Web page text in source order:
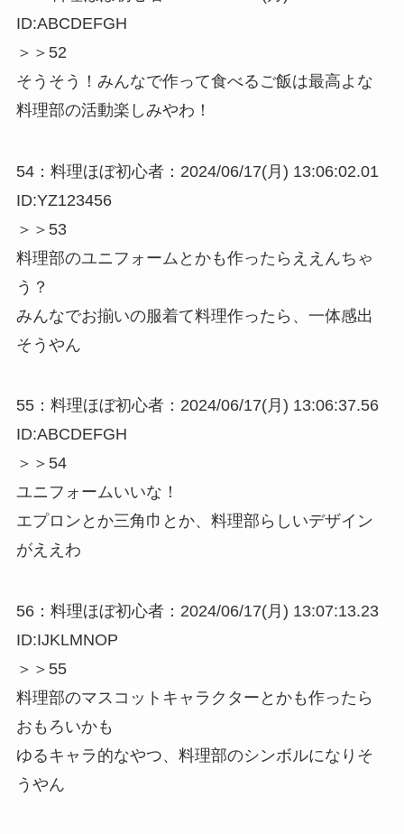
ID:ABCDEFGH
＞＞52
そうそう！みんなで作って食べるご飯は最高よな
料理部の活動楽しみやわ！
54：料理ほぼ初心者：2024/06/17(月) 13:06:02.01
ID:YZ123456
＞＞53
料理部のユニフォームとかも作ったらええんちゃ
う？
みんなでお揃いの服着て料理作ったら、一体感出
そうやん
55：料理ほぼ初心者：2024/06/17(月) 13:06:37.56
ID:ABCDEFGH
＞＞54
ユニフォームいいな！
エプロンとか三角巾とか、料理部らしいデザイン
がええわ
56：料理ほぼ初心者：2024/06/17(月) 13:07:13.23
ID:IJKLMNOP
＞＞55
料理部のマスコットキャラクターとかも作ったら
おもろいかも
ゆるキャラ的なやつ、料理部のシンボルになりそ
うやん